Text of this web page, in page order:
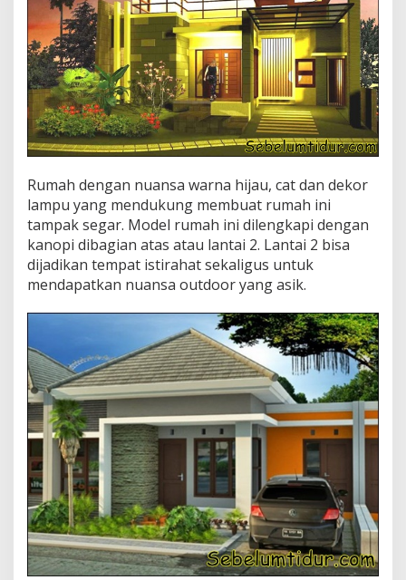
Rumah dengan nuansa warna hijau, cat dan dekor
lampu yang mendukung membuat rumah ini
tampak segar. Model rumah ini dilengkapi dengan
kanopi dibagian atas atau lantai 2. Lantai 2 bisa
dijadikan tempat istirahat sekaligus untuk
mendapatkan nuansa outdoor yang asik.